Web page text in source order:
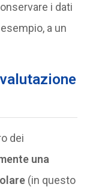
i dati
a un
dei
una
(in questo